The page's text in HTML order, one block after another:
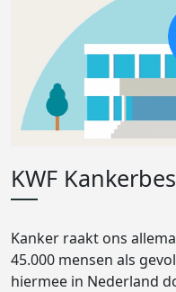
KWF
Kanker raakt ons
45.000 mensen als
hiermee in Nederland